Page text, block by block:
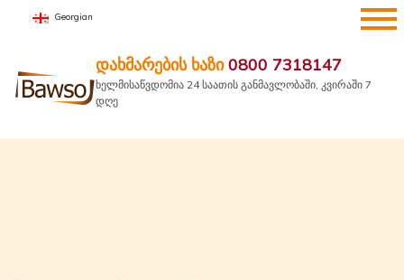
შინაარსზეGeorgian
დახმარების ხაზი0800 7318147
ხელმისაწვდომია 24 საათის განმავლობაში, კვირაში 7
დღე